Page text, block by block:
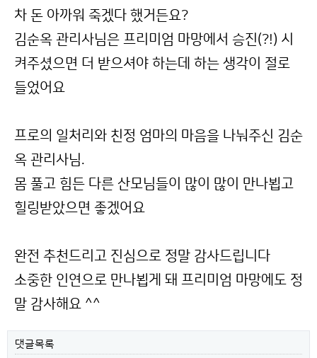
차 돈 아까워 죽겠다 했거든요?
김순옥 관리사님은 프리미엄 마망에서 승진(?!) 시
켜주셨으면 더 받으셔야 하는데 하는 생각이 절로
들었어요
프로의 일처리와 친정 엄마의 마음을 나눠주신 김순
옥 관리사님.
몸 풀고 힘든 다른 산모님들이 많이 많이 만나뵙고
힐링받았으면 좋겠어요
완전 추천드리고 진심으로 정말 감사드립니다
소중한 인연으로 만나뵙게 돼 프리미엄 마망에도 정
말 감사해요 ^^
댓글목록